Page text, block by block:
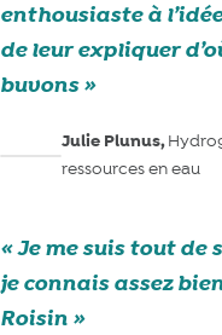
enthousiaste à
de leur expliquer
buvons
Julie Plunus,
ressources en eau
Je me suis tout de
je connais assez
Roisin